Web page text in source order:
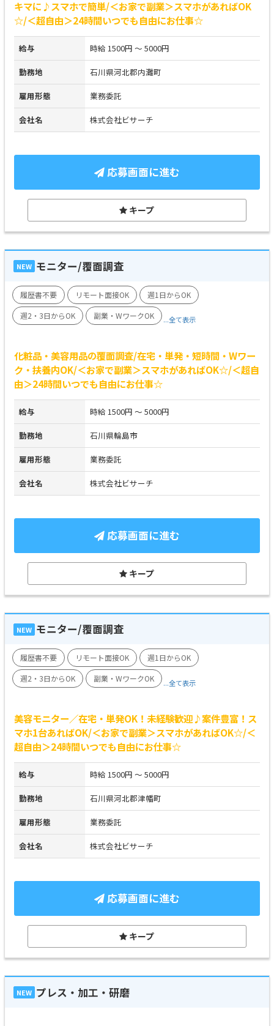
キマに♪スマホで簡単/＜お家で副業＞スマホがあればOK
☆/＜超自由＞24時間いつでも自由にお仕事☆
給与 時給 1500円 ～ 5000円
勤務地 石川県河北郡内灘町
雇用形態 業務委託
会社名 株式会社ビサーチ
応募画面に進む
キープ
NEW モニター/覆面調査
履歴書不要 リモート面接OK
週1日からOK
週2・3日からOK
副業・WワークOK ...全て表示
化粧品・美容用品の覆面調査/在宅・単発・短時間・Wワー
ク・扶養内OK/＜お家で副業＞スマホがあればOK☆/＜超自
由＞24時間いつでも自由にお仕事☆
給与 時給 1500円 ～ 5000円
勤務地 石川県輪島市
雇用形態 業務委託
会社名 株式会社ビサーチ
応募画面に進む
キープ
NEW モニター/覆面調査
履歴書不要 リモート面接OK
週1日からOK
週2・3日からOK
副業・WワークOK ...全て表示
美容モニター／在宅・単発OK！未経験歓迎♪案件豊富！ス
マホ1台あればOK/＜お家で副業＞スマホがあればOK☆/＜
超自由＞24時間いつでも自由にお仕事☆
給与 時給 1500円 ～ 5000円
勤務地 石川県河北郡津幡町
雇用形態 業務委託
会社名 株式会社ビサーチ
応募画面に進む
キープ
NEW プレス・加工・研磨